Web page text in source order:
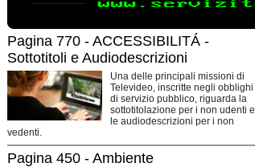
Pagina 770 - ACCESSIBILITÁ -
Sottotitoli e Audiodescrizioni
Una delle principali missioni di
Televideo, inscritte negli obblighi
di servizio pubblico, riguarda la
sottotitolazione per i non udenti e
le audiodescrizioni per i non
vedenti.
Pagina 450 - Ambiente